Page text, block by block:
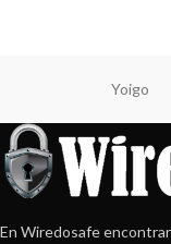
Yoigo
En Wiredosafe